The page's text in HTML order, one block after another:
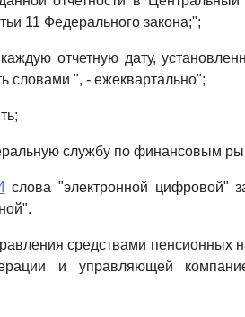
11 Федерального закона;";
отчетную дату,
словами ", - ежеквартально";
службу по финансовым
слова "электронной цифровой"
средствами пенсионных
и управляющей